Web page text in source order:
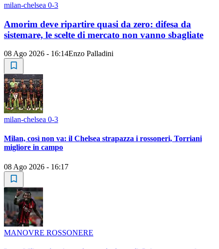
milan-chelsea 0-3
Amorim deve ripartire quasi da zero: difesa da
sistemare, le scelte di mercato non vanno sbagliate
08 Ago 2026 - 16:14Enzo Palladini
milan-chelsea 0-3
Milan, così non va: il Chelsea strapazza i rossoneri, Torriani
migliore in campo
08 Ago 2026 - 16:17
MANOVRE ROSSONERE